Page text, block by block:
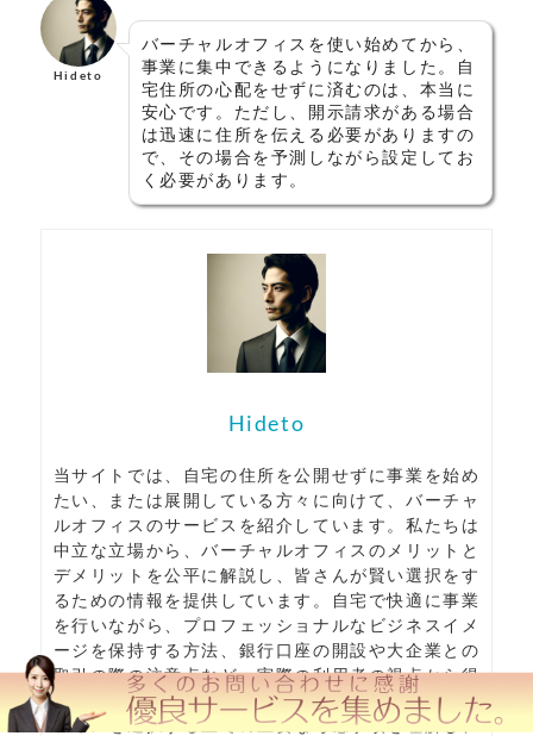
Hideto
バーチャルオフィスを使い始めてから、
事業に集中できるようになりました。自
宅住所の心配をせずに済むのは、本当に
安心です。ただし、開示請求がある場合
は迅速に住所を伝える必要がありますの
で、その場合を予測しながら設定してお
く必要があります。
Hideto
当サイトでは、自宅の住所を公開せずに事業を始め
たい、または展開している方々に向けて、バーチャ
ルオフィスのサービスを紹介しています。私たちは
中立な立場から、バーチャルオフィスのメリットと
デメリットを公平に解説し、皆さんが賢い選択をす
るための情報を提供しています。自宅で快適に事業
を行いながら、プロフェッショナルなビジネスイメ
ージを保持する方法、銀行口座の開設や大企業との
取引の際の注意点など、実際の利用者の視点から得
られた貴重な知見を共有しています。バーチャルオ
フィスを選択する上での重要な考慮事項を理解し、